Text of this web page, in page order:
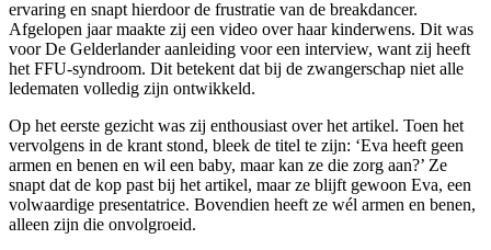
ervaring en snapt hierdoor de frustratie van de breakdancer.
Afgelopen jaar maakte zij een video over haar kinderwens. Dit was
voor De Gelderlander aanleiding voor een interview, want zij heeft
het FFU-syndroom. Dit betekent dat bij de zwangerschap niet alle
ledematen volledig zijn ontwikkeld.
Op het eerste gezicht was zij enthousiast over het artikel. Toen het
vervolgens in de krant stond, bleek de titel te zijn: ‘Eva heeft geen
armen en benen en wil een baby, maar kan ze die zorg aan?’ Ze
snapt dat de kop past bij het artikel, maar ze blijft gewoon Eva, een
volwaardige presentatrice. Bovendien heeft ze wél armen en benen,
alleen zijn die onvolgroeid.